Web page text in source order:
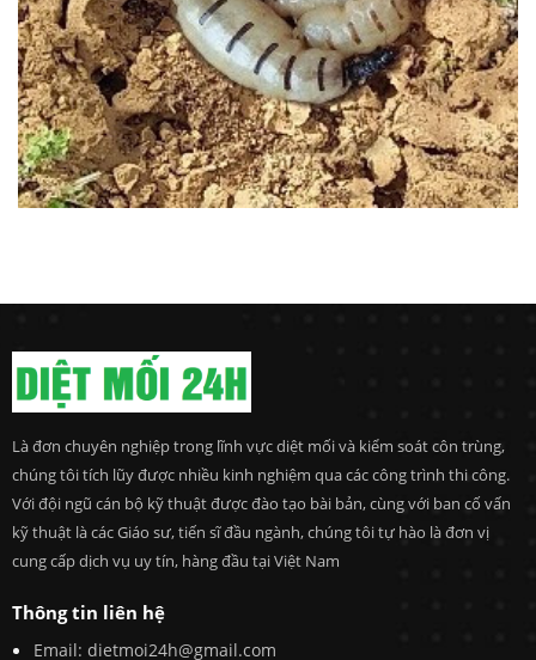
Là đơn chuyên nghiệp trong lĩnh vực diệt mối và kiểm soát côn trùng,
chúng tôi tích lũy được nhiều kinh nghiệm qua các công trình thi công.
Với đội ngũ cán bộ kỹ thuật được đào tạo bài bản, cùng với ban cố vấn
kỹ thuật là các Giáo sư, tiến sĩ đầu ngành, chúng tôi tự hào là đơn vị
cung cấp dịch vụ uy tín, hàng đầu tại Việt Nam
Thông tin liên hệ
Email: dietmoi24h@gmail.com